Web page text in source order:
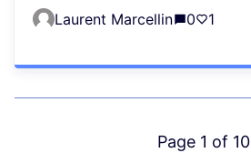
Laurent Marcellin 0 1
Page 1 of 10